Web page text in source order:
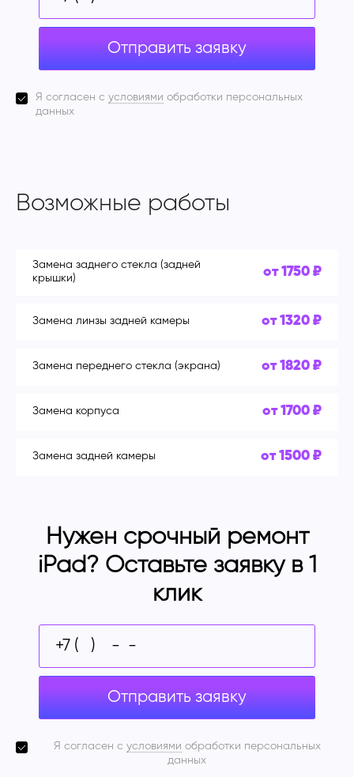
Отправить заявку
Я согласен с условиями обработки персональных
данных
Возможные работы
Замена заднего стекла (задней
крышки)
от 1750 ₽
Замена линзы задней камеры от 1320 ₽
Замена переднего стекла (экрана) от 1820 ₽
Замена корпуса от 1700 ₽
Замена задней камеры от 1500 ₽
Нужен срочный ремонт
iPad? Оставьте заявку в 1
клик
Отправить заявку
Я согласен с условиями обработки персональных
данных